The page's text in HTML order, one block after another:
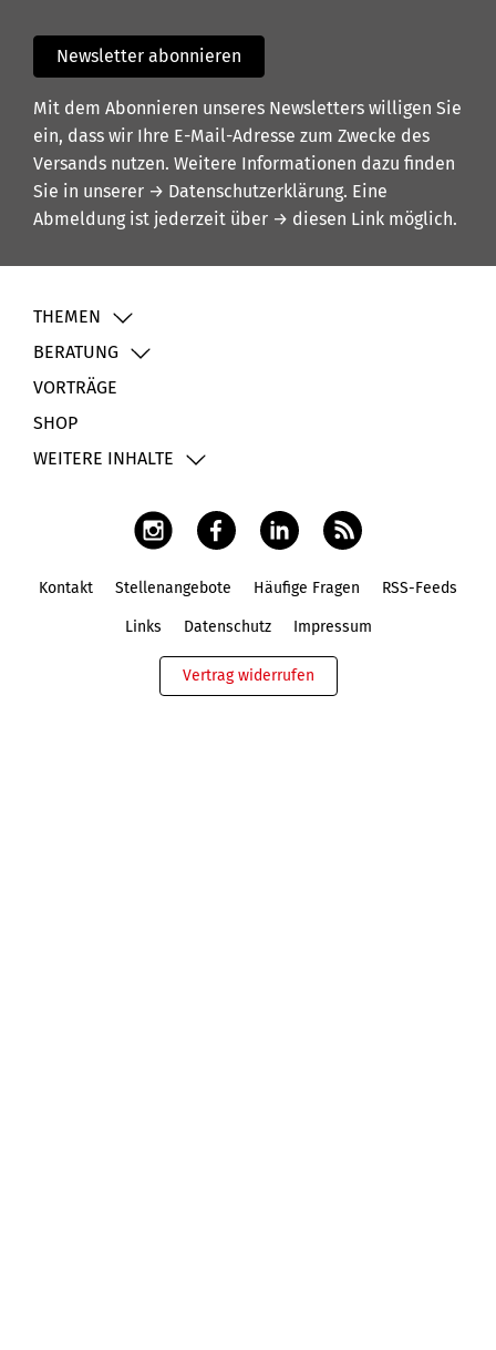
Newsletter abonnieren
Mit dem Abonnieren unseres Newsletters willigen Sie
ein, dass wir Ihre E-Mail-Adresse zum Zwecke des
Versands nutzen. Weitere Informationen dazu finden
Sie in unserer → Datenschutzerklärung. Eine
Abmeldung ist jederzeit über → diesen Link möglich.
THEMEN
BERATUNG
VORTRÄGE
SHOP
WEITERE INHALTE
Kontakt Stellenangebote Häufige Fragen RSS-Feeds
Links Datenschutz Impressum
Vertrag widerrufen